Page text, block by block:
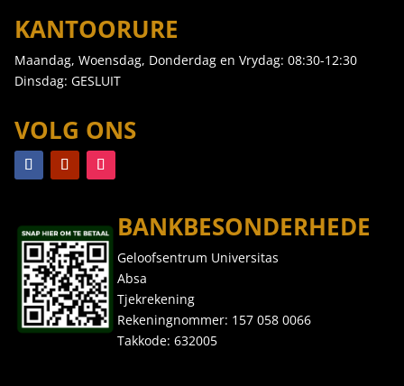
KANTOORURE
Maandag, Woensdag, Donderdag en Vrydag: 08:30-12:30
Dinsdag: GESLUIT
VOLG ONS
BANKBESONDERHEDE
Geloofsentrum Universitas
Absa
Tjekrekening
Rekeningnommer: 157 058 0066
Takkode: 632005